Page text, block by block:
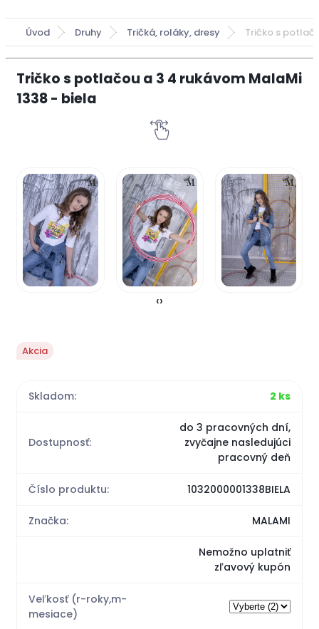
Úvod Druhy Tričká, roláky, dresy Tričko s
Tričko s potlačou a 3 4 rukávom MalaMi
1338 - biela
‹›
Akcia
Skladom: 2 ks
Dostupnosť:
do 3 pracovných dní,
zvyčajne nasledujúci
pracovný deň
Číslo produktu: 1032000001338BIELA
Značka: MALAMI
Nemožno uplatniť
zľavový kupón
Veľkosť (r-roky,m-
mesiace)